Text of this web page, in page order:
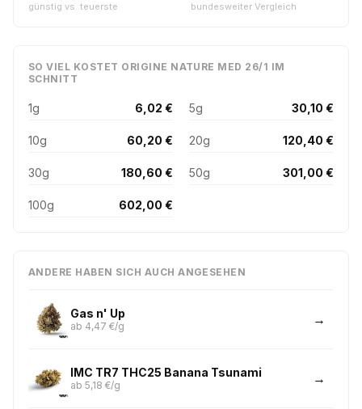
günstig vs. teuerste bundesweiter Vergleich
SO VIEL KOSTET ORIGINE NATURE MED 26/1 IM
SCHNITT
1g 6,02 € 5g 30,10 €
10g 60,20 € 20g 120,40 €
30g 180,60 € 50g 301,00 €
100g 602,00 €
ANDERE HABEN SICH AUCH ANGESEHEN
Gas n' Up
ab 4,47 €/g
IMC TR7 THC25 Banana Tsunami
ab 5,18 €/g